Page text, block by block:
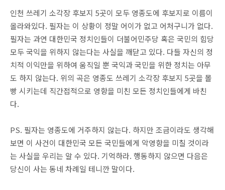
인천 쓰레기 소각장 후보지 5곳이 모두 영종도에 후보지로 이름이
올라와있다. 필자는 이 상황이 정말 어이가 없고 어처구니가 없다.
필자는 과연 대한민국 정치인들이 더불어민주당 혹은 국민의 힘당
모두 국익을 위하지 않는다는 사실을 깨닫고 있다. 다들 자신의 정
치적 이익만을 위하여 움직일 뿐 국익과 국민을 위한 정치는 아무
도 하지 않는다. 위의 곡은 영종도 쓰레기 소각장 후보지 5곳을 몰
빵 시키는데 직간접적으로 영향을 미친 모든 정치인들에게 바친
다.
PS. 필자는 영종도에 거주하지 않는다. 하지만 조금이라도 생각해
보면 이 사건이 대한민국 모든 국민들에게 악영향을 미칠 것이라
는 사실을 우리는 알 수 있다. 기억하라. 행동하지 않으면 다음은
당신이 사는 동네 차례일 테니깐 말이다.